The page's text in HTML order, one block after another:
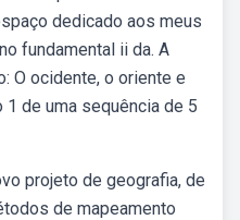
dedicado aos meus
fundamental ii da. A
O ocidente, o oriente e
de uma sequência de 5
projeto de geografia, de
de mapeamento